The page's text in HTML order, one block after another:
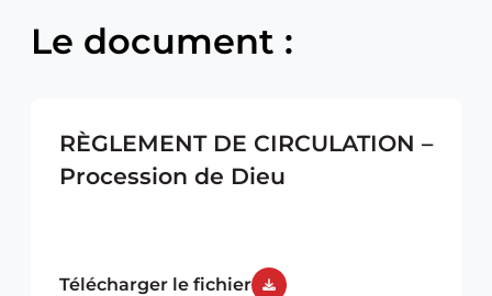
Le document :
RÈGLEMENT DE CIRCULATION –
Procession de Dieu
Télécharger le fichier